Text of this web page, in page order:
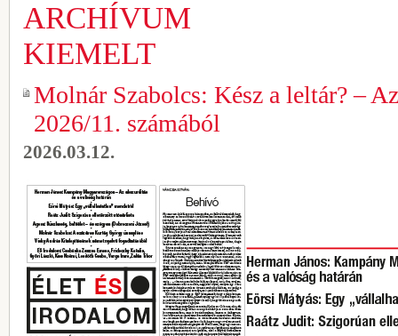
ARCHÍVUM
KIEMELT
Molnár Szabolcs: Kész a leltár? –
2026/11. számából
2026.03.12.